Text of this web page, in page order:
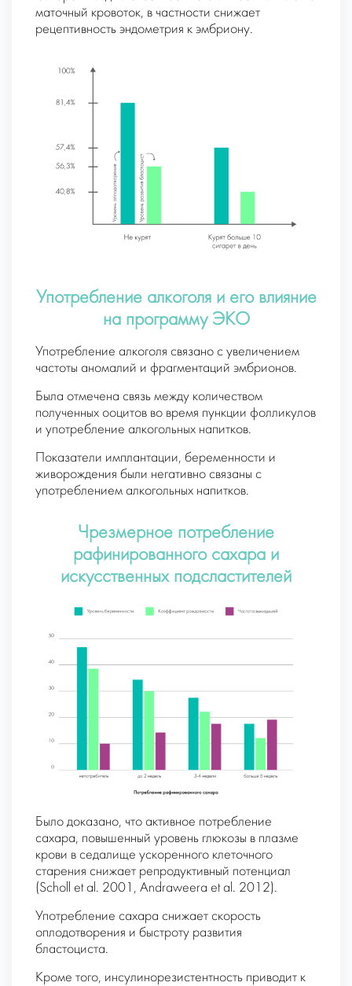
маточный кровоток, в частности снижает
рецептивность эндометрия к эмбриону.
Употребление алкоголя и его влияние
на программу ЭКО
Употребление алкоголя связано с увеличением
частоты аномалий и фрагментаций эмбрионов.
Была отмечена связь между количеством
полученных ооцитов во время пункции фолликулов
и употребление алкогольных напитков.
Показатели имплантации, беременности и
живорождения были негативно связаны с
употреблением алкогольных напитков.
Чрезмерное потребление
рафинированного сахара и
искусственных подсластителей
Было доказано, что активное потребление
сахара, повышенный уровень глюкозы в плазме
крови в седалище ускоренного клеточного
старения снижает репродуктивный потенциал
(Scholl et al. 2001, Andraweera et al. 2012).
Употребление сахара снижает скорость
оплодотворения и быстроту развития
бластоциста.
Кроме того, инсулинорезистентность приводит к